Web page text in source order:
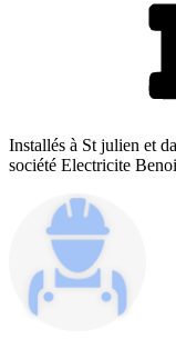
Installés à St julien et
société Electricite